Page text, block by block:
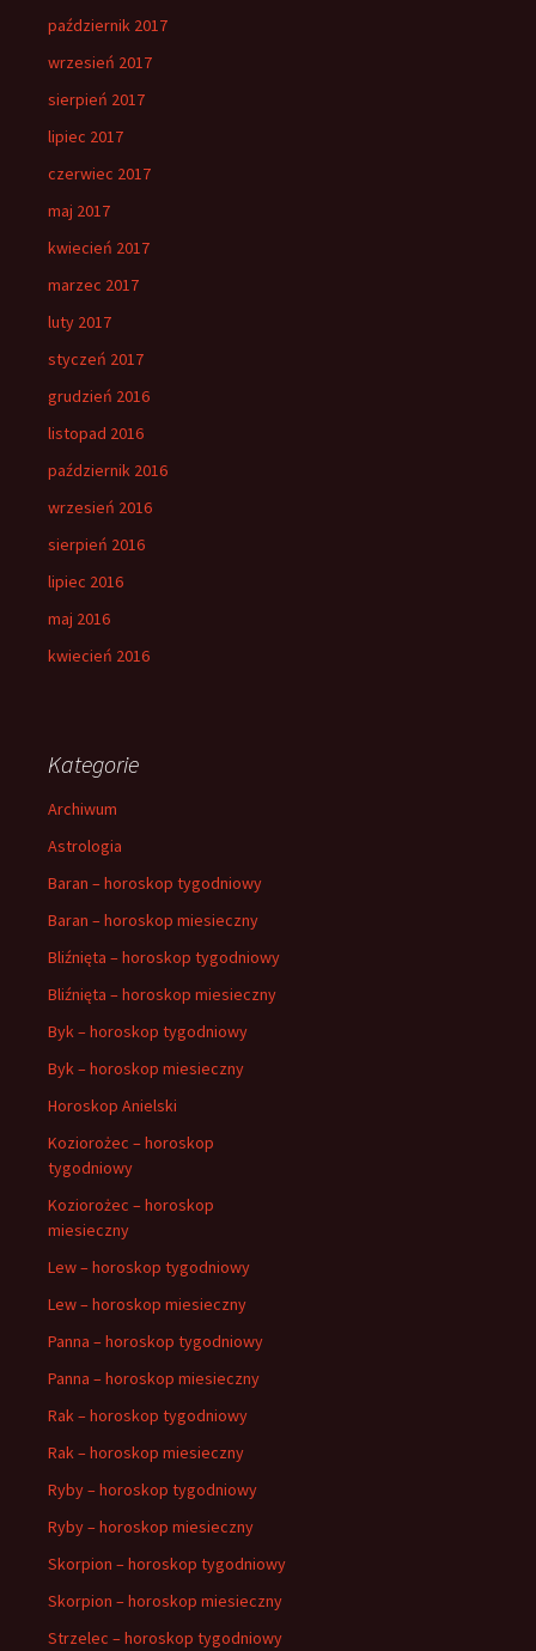
październik 2017
wrzesień 2017
sierpień 2017
lipiec 2017
czerwiec 2017
maj 2017
kwiecień 2017
marzec 2017
luty 2017
styczeń 2017
grudzień 2016
listopad 2016
październik 2016
wrzesień 2016
sierpień 2016
lipiec 2016
maj 2016
kwiecień 2016
Kategorie
Archiwum
Astrologia
Baran – horoskop tygodniowy
Baran – horoskop miesieczny
Bliźnięta – horoskop tygodniowy
Bliźnięta – horoskop miesieczny
Byk – horoskop tygodniowy
Byk – horoskop miesieczny
Horoskop Anielski
Koziorożec – horoskop
tygodniowy
Koziorożec – horoskop
miesieczny
Lew – horoskop tygodniowy
Lew – horoskop miesieczny
Panna – horoskop tygodniowy
Panna – horoskop miesieczny
Rak – horoskop tygodniowy
Rak – horoskop miesieczny
Ryby – horoskop tygodniowy
Ryby – horoskop miesieczny
Skorpion – horoskop tygodniowy
Skorpion – horoskop miesieczny
Strzelec – horoskop tygodniowy